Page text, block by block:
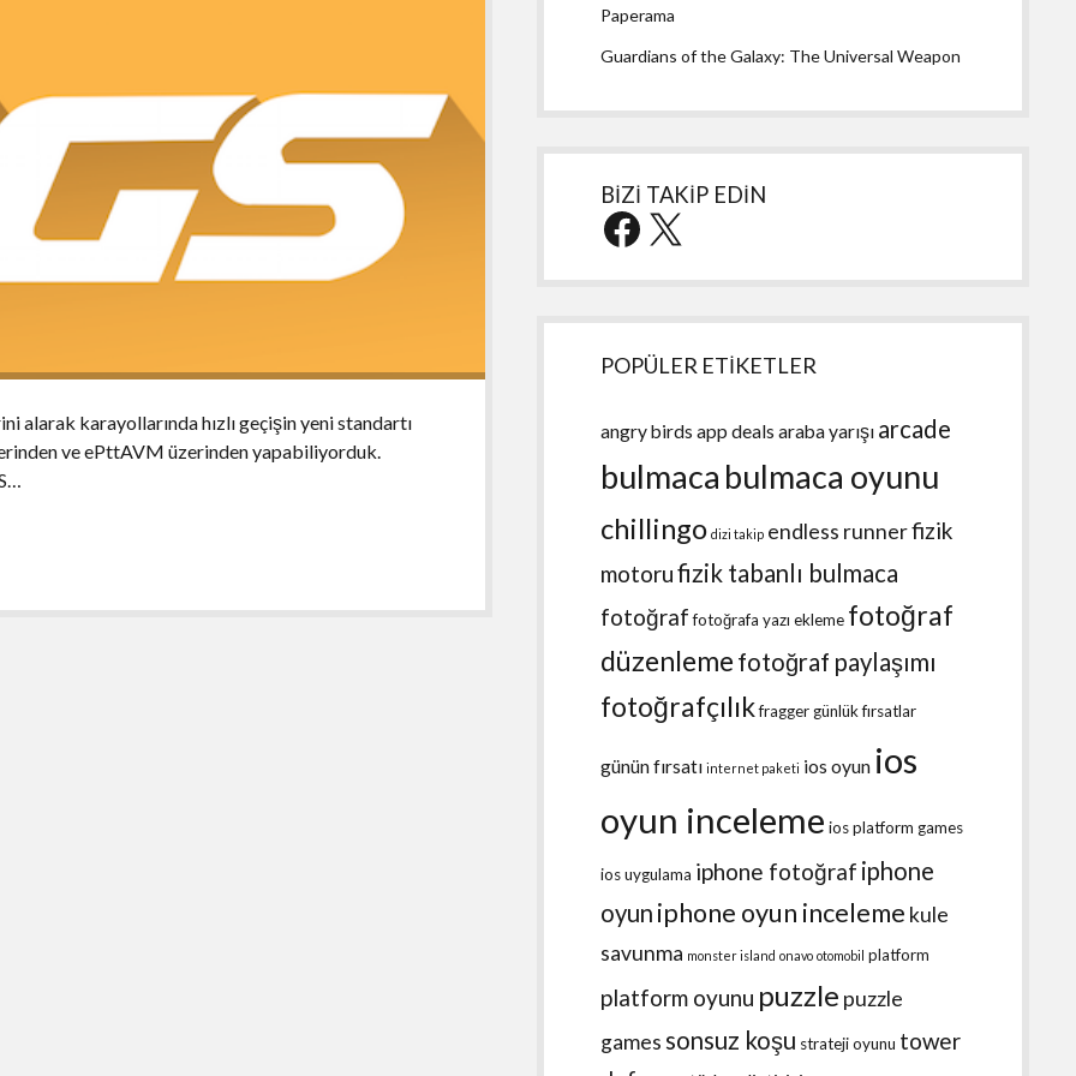
alarak karayollarında hızlı geçişin yeni standartı
ve ePttAVM üzerinden yapabiliyorduk.
Paperama
Guardians of the Galaxy: The Universal Weapon
BİZİ TAKİP EDİN
Facebook
X
POPÜLER ETİKETLER
angry birds app deals araba yarışı arcade
bulmaca bulmaca oyunu
chillingo dizi takip endless runnerfizik
motorufizik tabanlı bulmaca
fotoğraf fotoğrafa yazı ekleme fotoğraf
düzenleme fotoğraf paylaşımı
fotoğrafçılıkfraggergünlük fırsatlar
günün fırsatı internet paketi ios oyun ios
oyun inceleme ios platform games
ios uygulama iphone fotoğraf iphone
oyun iphone oyun inceleme kule
savunma monster island onavo otomobil platform
platform oyunu puzzle puzzle
games sonsuz koşu strateji oyunu tower